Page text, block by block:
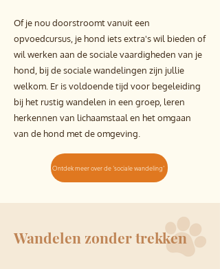
Of je nou doorstroomt vanuit een
opvoedcursus, je hond iets extra's wil bieden of
wil werken aan de sociale vaardigheden van je
hond, bij de sociale wandelingen zijn jullie
welkom. Er is voldoende tijd voor begeleiding
bij het rustig wandelen in een groep, leren
herkennen van lichaamstaal en het omgaan
van de hond met de omgeving.
Ontdek meer over de 'sociale wandeling'
Wandelen zonder trekken